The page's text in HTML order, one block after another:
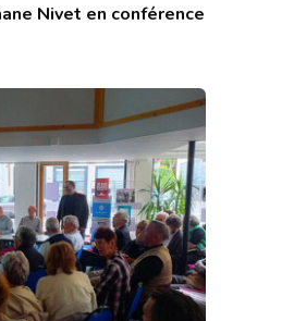
Nivet en conférence